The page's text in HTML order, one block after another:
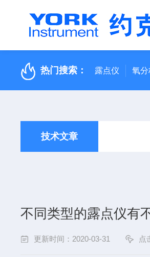
热门搜索： 露点仪 氧分
技术文章
不同类型的露点仪有
更新时间：2020-03-31 点